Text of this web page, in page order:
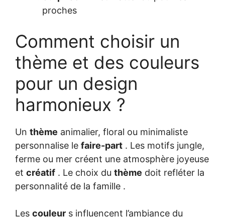
proches
Comment choisir un
thème et des couleurs
pour un design
harmonieux ?
Un thème animalier, floral ou minimaliste
personnalise le faire-part . Les motifs jungle,
ferme ou mer créent une atmosphère joyeuse
et créatif . Le choix du thème doit refléter la
personnalité de la famille .
Les couleur s influencent l’ambiance du